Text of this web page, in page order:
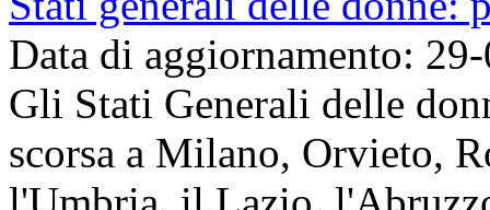
Data di aggiornamento:
Gli Stati Generali delle
scorsa a Milano, Orvieto,